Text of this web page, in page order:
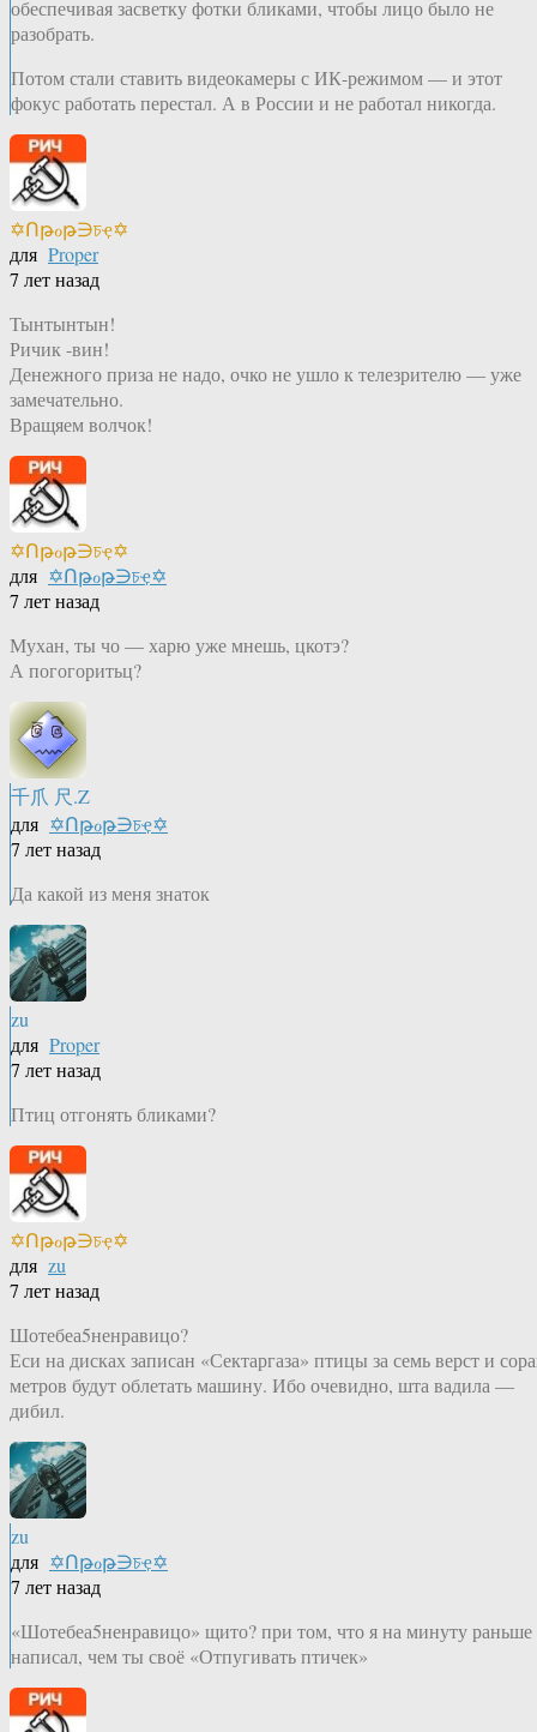
обеспечивая засветку фотки бликами, чтобы лицо было не
разобрать.
Потом стали ставить видеокамеры с ИК-режимом — и этот
фокус работать перестал. А в России и не работал никогда.
✡Ոթℴթ∋চҿ✡
для Proper
7 лет назад
Тынтынтын!
Ричик -вин!
Денежного приза не надо, очко не ушло к телезрителю — уже
замечательно.
Вращяем волчок!
✡Ոթℴթ∋চҿ✡
для ✡Ոթℴթ∋চҿ✡
7 лет назад
Мухан, ты чо — харю уже мнешь, цкотэ?
А погогоритьц?
千爪 尺.Z
для ✡Ոթℴթ∋চҿ✡
7 лет назад
Да какой из меня знаток
zu
для Proper
7 лет назад
Птиц отгонять бликами?
✡Ոթℴթ∋চҿ✡
для zu
7 лет назад
Шотебеа5ненравицо?
Еси на дисках записан «Сектаргаза» птицы за семь верст и
метров будут облетать машину. Ибо очевидно, шта вадила —
дибил.
zu
для ✡Ոթℴթ∋চҿ✡
7 лет назад
«Шотебеа5ненравицо» щито? при том, что я на минуту раньше
написал, чем ты своё «Отпугивать птичек»